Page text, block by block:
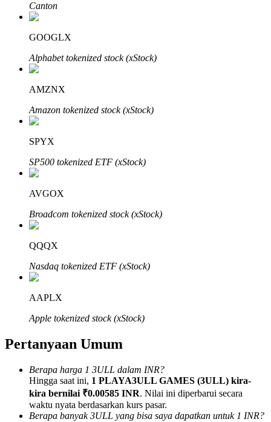
Mitra Bitrue
Afiliasi Bitrue
Undang teman untuk mendapatkan imbalan tunai
Deposit CASHCAT & Win
Canton
GOOGLX
Alphabet tokenized stock (xStock)
AMZNX
Amazon tokenized stock (xStock)
SPYX
SP500 tokenized ETF (xStock)
AVGOX
Broadcom tokenized stock (xStock)
QQQX
Nasdaq tokenized ETF (xStock)
AAPLX
Apple tokenized stock (xStock)
Pertanyaan Umum
Berapa harga 1 3ULL dalam INR?
Hingga saat ini, 1 PLAYA3ULL GAMES (3ULL) kira-
kira bernilai ₹0.00585 INR. Nilai ini diperbarui secara
waktu nyata berdasarkan kurs pasar.
Berapa banyak 3ULL yang bisa saya dapatkan untuk 1 INR?